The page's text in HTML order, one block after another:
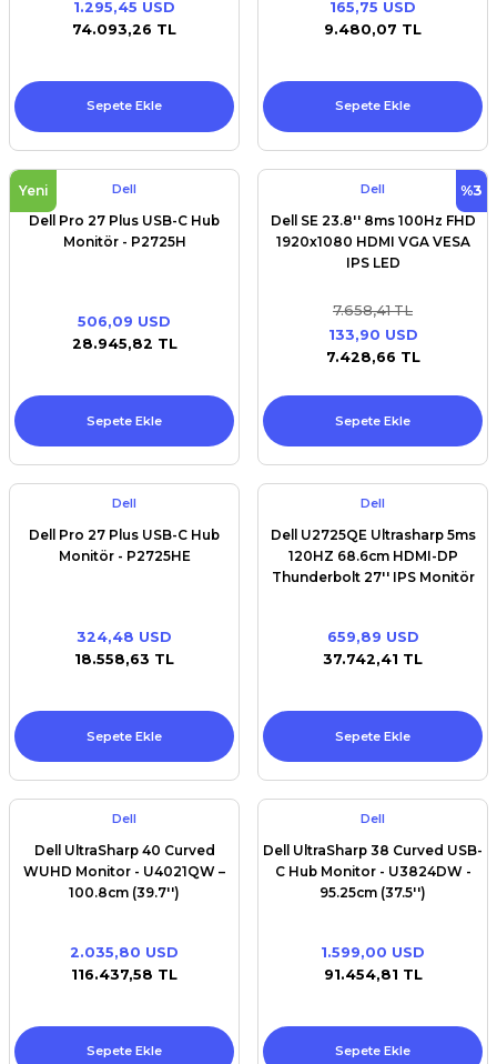
/ XPS+GPU
1.295,45 USD
74.093,26 TL
Sepete Ekle
165,75 USD
9.480,07 TL
Sepete Ekle
Yeni Dell
Dell Pro 27 Plus USB-C Hub
Monitör - P2725H
506,09 USD
28.945,82 TL
Sepete Ekle
%3
Dell
Dell SE 23.8'' 8ms 100Hz FHD
1920x1080 HDMI VGA VESA
IPS LED
7.658,41 TL
133,90 USD
7.428,66 TL
Sepete Ekle
Dell
Dell Pro 27 Plus USB-C Hub
Monitör - P2725HE
324,48 USD
18.558,63 TL
Sepete Ekle
Dell
Dell U2725QE Ultrasharp 5ms
120HZ 68.6cm HDMI-DP
Thunderbolt 27'' IPS Monitör
659,89 USD
37.742,41 TL
Sepete Ekle
Dell
Dell UltraSharp 40 Curved
WUHD Monitor - U4021QW –
100.8cm (39.7'')
2.035,80 USD
116.437,58 TL
Sepete Ekle
Dell
Dell UltraSharp 38 Curved USB-
C Hub Monitor - U3824DW -
95.25cm (37.5'')
1.599,00 USD
91.454,81 TL
Sepete Ekle